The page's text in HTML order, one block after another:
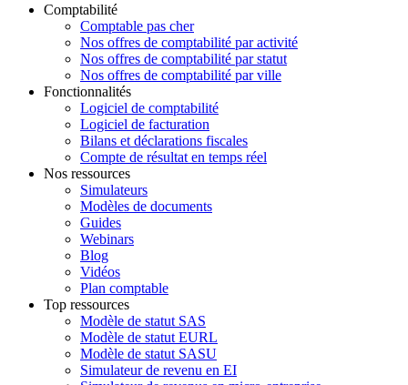
Comptabilité
Comptable pas cher
Nos offres de comptabilité par activité
Nos offres de comptabilité par statut
Nos offres de comptabilité par ville
Fonctionnalités
Logiciel de comptabilité
Logiciel de facturation
Bilans et déclarations fiscales
Compte de résultat en temps réel
Nos ressources
Simulateurs
Modèles de documents
Guides
Webinars
Blog
Vidéos
Plan comptable
Top ressources
Modèle de statut SAS
Modèle de statut EURL
Modèle de statut SASU
Simulateur de revenu en EI